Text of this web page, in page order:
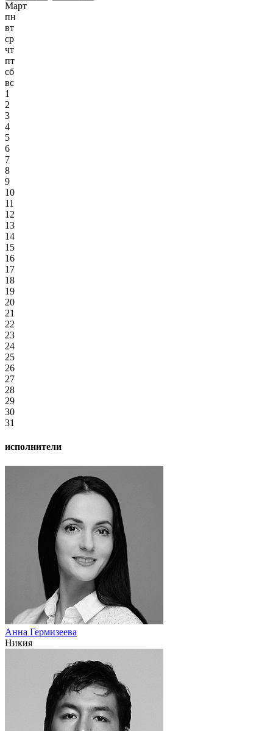
Март
пн
вт
ср
чт
пт
сб
вс
1
2
3
4
5
6
7
8
9
10
11
12
13
14
15
16
17
18
19
20
21
22
23
24
25
26
27
28
29
30
31
исполнители
Анна Гермизеева
Никия